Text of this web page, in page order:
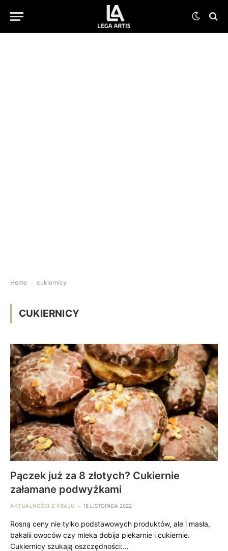
Home - cukiernicy
CUKIERNICY
Pączek już za 8 złotych? Cukiernie
załamane podwyżkami
AKTUALNOŚCI Z KRAJU 18 LISTOPADA 2022
Rosną ceny nie tylko podstawowych produktów, ale i masła,
bakalii owoców czy mleka dobija piekarnie i cukiernie.
Cukiernicy szukają oszczędności:…